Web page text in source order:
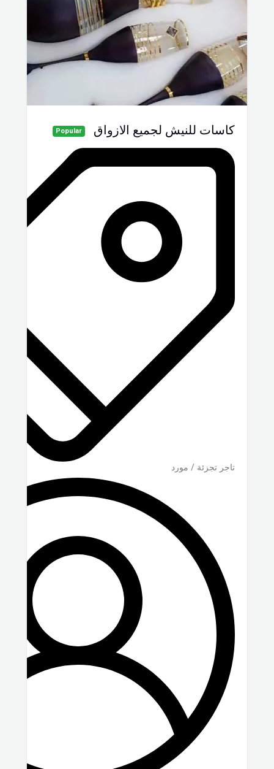
كاسات للنيش لجميع الازواق Popular
تاجر تجزئة / مورد